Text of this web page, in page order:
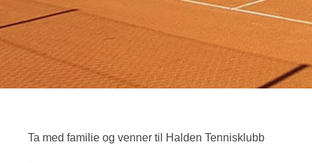
Ta med familie og venner til Halden Tennisklubb